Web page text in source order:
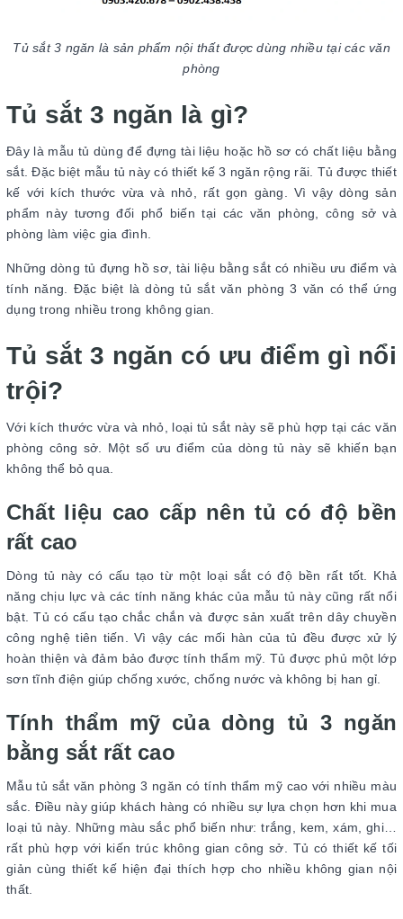
Tủ sắt 3 ngăn là sản phẩm nội thất được dùng nhiều tại các văn
phòng
Tủ sắt 3 ngăn là gì?
Đây là mẫu tủ dùng để đựng tài liệu hoặc hồ sơ có chất liệu bằng
sắt. Đặc biệt mẫu tủ này có thiết kế 3 ngăn rộng rãi. Tủ được thiết
kế với kích thước vừa và nhỏ, rất gọn gàng. Vì vậy dòng sản
phẩm này tương đối phổ biến tại các văn phòng, công sở và
phòng làm việc gia đình.
Những dòng tủ đựng hồ sơ, tài liệu bằng sắt có nhiều ưu điểm và
tính năng. Đặc biệt là dòng tủ sắt văn phòng 3 văn có thể ứng
dụng trong nhiều trong không gian.
Tủ sắt 3 ngăn có ưu điểm gì nổi
trội?
Với kích thước vừa và nhỏ, loại tủ sắt này sẽ phù hợp tại các văn
phòng công sở. Một số ưu điểm của dòng tủ này sẽ khiến bạn
không thể bỏ qua.
Chất liệu cao cấp nên tủ có độ bền
rất cao
Dòng tủ này có cấu tạo từ một loại sắt có độ bền rất tốt. Khả
năng chịu lực và các tính năng khác của mẫu tủ này cũng rất nổi
bật. Tủ có cấu tạo chắc chắn và được sản xuất trên dây chuyền
công nghệ tiên tiến. Vì vậy các mối hàn của tủ đều được xử lý
hoàn thiện và đảm bảo được tính thẩm mỹ. Tủ được phủ một lớp
sơn tĩnh điện giúp chống xước, chống nước và không bị han gỉ.
Tính thẩm mỹ của dòng tủ 3 ngăn
bằng sắt rất cao
Mẫu tủ sắt văn phòng 3 ngăn có tính thẩm mỹ cao với nhiều màu
sắc. Điều này giúp khách hàng có nhiều sự lựa chọn hơn khi mua
loại tủ này. Những màu sắc phổ biến như: trắng, kem, xám, ghi…
rất phù hợp với kiến trúc không gian công sở. Tủ có thiết kế tối
giản cùng thiết kế hiện đại thích hợp cho nhiều không gian nội
thất.